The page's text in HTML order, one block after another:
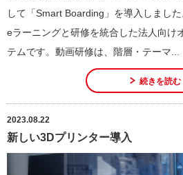
して「Smart Boarding」を導入しまし
eラーニングと研修を統合した法人向け
テムです。動画研修は、階層・テーマ...
続きを読む
2023.08.22
新しい3Dプリンター導入